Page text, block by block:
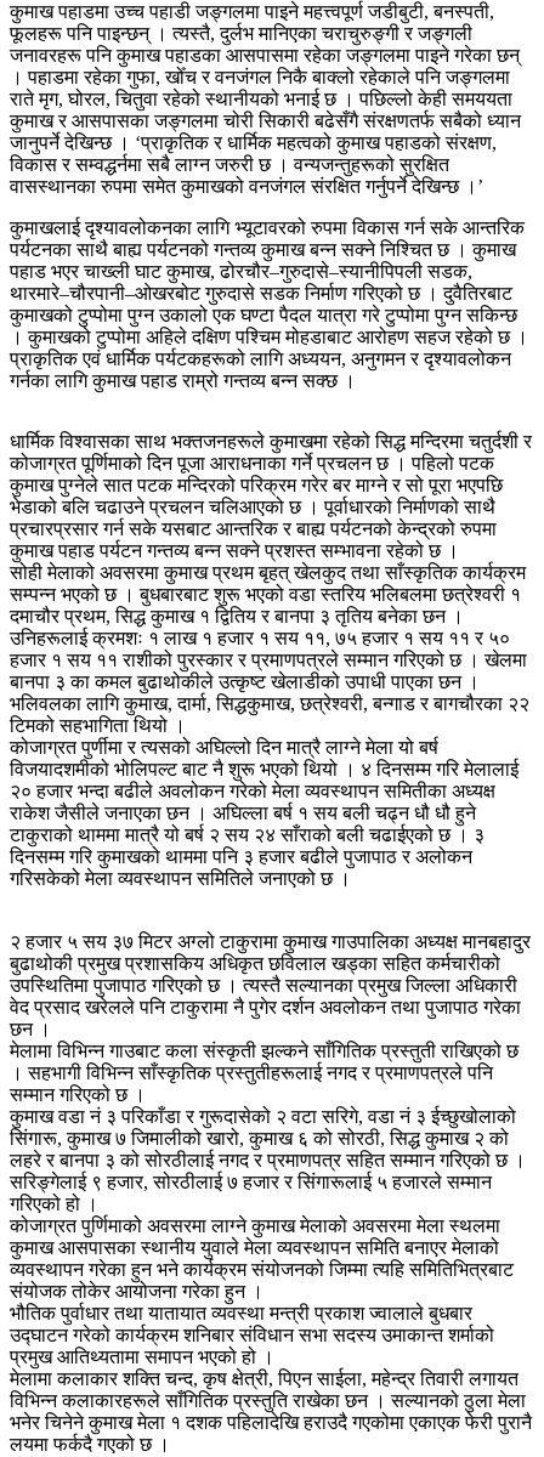
कुमाख पहाडमा उच्च पहाडी जङ्गलमा पाइने महत्त्वपूर्ण जडीबुटी, बनस्पती,
फूलहरू पनि पाइन्छन् । त्यस्तै, दुर्लभ मानिएका चराचुरुङ्गी र जङ्गली
जनावरहरू पनि कुमाख पहाडका आसपासमा रहेका जङ्गलमा पाइने गरेका छन्
। पहाडमा रहेका गुफा, खोँच र वनजंगल निकै बाक्लो रहेकाले पनि जङ्गलमा
राते मृग, घोरल, चितुवा रहेको स्थानीयको भनाई छ । पछिल्लो केही समययता
कुमाख र आसपासका जङ्गलमा चोरी सिकारी बढेसँगै संरक्षणतर्फ सबैको ध्यान
जानुपर्ने देखिन्छ । ‘प्राकृतिक र धार्मिक महत्वको कुमाख पहाडको संरक्षण,
विकास र सम्वद्धर्नमा सबै लाग्न जरुरी छ । वन्यजन्तुहरूको सुरक्षित
वासस्थानका रुपमा समेत कुमाखको वनजंगल संरक्षित गर्नुपर्ने देखिन्छ ।’
कुमाखलाई दृश्यावलोकनका लागि भ्यूटावरको रुपमा विकास गर्न सके आन्तरिक
पर्यटनका साथै बाह्य पर्यटनको गन्तव्य कुमाख बन्न सक्ने निश्चित छ । कुमाख
पहाड भएर चाख्ली घाट कुमाख, ढोरचौर–गुरुदासे–स्यानीपिपली सडक,
थारमारे–चौरपानी–ओखरबोट गुरुदासे सडक निर्माण गरिएको छ । दुवैतिरबाट
कुमाखको टुप्पोमा पुग्न उकालो एक घण्टा पैदल यात्रा गरे टुप्पोमा पुग्न सकिन्छ
। कुमाखको टुप्पोमा अहिले दक्षिण पश्चिम मोहडाबाट आरोहण सहज रहेको छ ।
प्राकृतिक एवं धार्मिक पर्यटकहरूको लागि अध्ययन, अनुगमन र दृश्यावलोकन
गर्नका लागि कुमाख पहाड राम्रो गन्तव्य बन्न सक्छ ।
धार्मिक विश्वासका साथ भक्तजनहरूले कुमाखमा रहेको सिद्ध मन्दिरमा चतुर्दशी र
कोजाग्रत पूर्णिमाको दिन पूजा आराधनाका गर्ने प्रचलन छ । पहिलो पटक
कुमाख पुग्नेले सात पटक मन्दिरको परिक्रम गरेर बर माग्ने र सो पूरा भएपछि
भेडाको बलि चढाउने प्रचलन चलिआएको छ । पूर्वाधारको निर्माणको साथै
प्रचारप्रसार गर्न सके यसबाट आन्तरिक र बाह्य पर्यटनको केन्द्रको रुपमा
कुमाख पहाड पर्यटन गन्तव्य बन्न सक्ने प्रशस्त सम्भावना रहेको छ ।
सोही मेलाको अवसरमा कुमाख प्रथम बृहत् खेलकुद तथा साँस्कृतिक कार्यक्रम
सम्पन्न भएको छ । बुधबारबाट शुरू भएको वडा स्तरिय भलिबलमा छत्रेश्वरी १
दमाचौर प्रथम, सिद्ध कुमाख १ द्वितिय र बानपा ३ तृतिय बनेका छन ।
उनिहरूलाई क्रमशः १ लाख १ हजार १ सय ११, ७५ हजार १ सय ११ र ५०
हजार १ सय ११ राशीको पुरस्कार र प्रमाणपत्रले सम्मान गरिएको छ । खेलमा
बानपा ३ का कमल बुढाथोकीले उत्कृष्ट खेलाडीको उपाधी पाएका छन ।
भलिवलका लागि कुमाख, दार्मा, सिद्धकुमाख, छत्रेश्वरी, बन्गाड र बागचौरका २२
टिमको सहभागिता थियो ।
कोजाग्रत पुर्णीमा र त्यसको अघिल्लो दिन मात्रै लाग्ने मेला यो बर्ष
विजयादशमीको भोलिपल्ट बाट नै शुरू भएको थियो । ४ दिनसम्म गरि मेलालाई
२० हजार भन्दा बढीले अवलोकन गरेको मेला व्यवस्थापन समितीका अध्यक्ष
राकेश जैसीले जनाएका छन । अघिल्ला बर्ष १ सय बली चढ्न धौ धौ हुने
टाकुराको थाममा मात्रै यो बर्ष २ सय २४ साँराको बली चढाईएको छ । ३
दिनसम्म गरि कुमाखको थाममा पनि ३ हजार बढीले पुजापाठ र अलोकन
गरिसकेको मेला व्यवस्थापन समितिले जनाएको छ ।
२ हजार ५ सय ३७ मिटर अग्लो टाकुरामा कुमाख गाउपालिका अध्यक्ष मानबहादुर
बुढाथोकी प्रमुख प्रशासकिय अधिकृत छविलाल खड्का सहित कर्मचारीको
उपस्थितिमा पुजापाठ गरिएको छ । त्यस्तै सल्यानका प्रमुख जिल्ला अधिकारी
वेद प्रसाद खरेलले पनि टाकुरामा नै पुगेर दर्शन अवलोकन तथा पुजापाठ गरेका
छन ।
मेलामा विभिन्न गाउबाट कला संस्कृती झल्कने साँगितिक प्रस्तुती राखिएको छ
। सहभागी विभिन्न साँस्कृतिक प्रस्तुतीहरूलाई नगद र प्रमाणपत्रले पनि
सम्मान गरिएको छ ।
कुमाख वडा नं ३ परिकाँडा र गुरूदासेको २ वटा सरिगे, वडा नं ३ ईच्छुखोलाको
सिंगारू, कुमाख ७ जिमालीको खारो, कुमाख ६ को सोरठी, सिद्ध कुमाख २ को
लहरे र बानपा ३ को सोरठीलाई नगद र प्रमाणपत्र सहित सम्मान गरिएको छ ।
सरिङ्गेलाई ९ हजार, सोरठीलाई ७ हजार र सिंगारूलाई ५ हजारले सम्मान
गरिएको हो ।
कोजाग्रत पुर्णिमाको अवसरमा लाग्ने कुमाख मेलाको अवसरमा मेला स्थलमा
कुमाख आसपासका स्थानीय युवाले मेला व्यवस्थापन समिति बनाएर मेलाको
व्यवस्थापन गरेका हुन भने कार्यक्रम संयोजनको जिम्मा त्यहि समितिभित्रबाट
संयोजक तोकेर आयोजना गरेका हुन ।
भौतिक पुर्वाधार तथा यातायात व्यवस्था मन्त्री प्रकाश ज्वालाले बुधबार
उद्घाटन गरेको कार्यक्रम शनिबार संविधान सभा सदस्य उमाकान्त शर्माको
प्रमुख आतिथ्यतामा समापन भएको हो ।
मेलामा कलाकार शक्ति चन्द, कृष क्षेत्री, पिएन साईला, महेन्द्र तिवारी लगायत
विभिन्न कलाकारहरूले साँगितिक प्रस्तुति राखेका छन । सल्यानको ठुला मेला
भनेर चिनेने कुमाख मेला १ दशक पहिलादेखि हराउदै गएकोमा एकाएक फेरी पुरानै
लयमा फर्कदै गएको छ ।